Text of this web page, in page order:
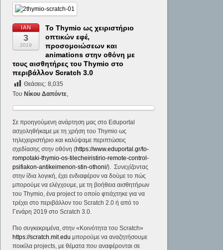
ΙΑΝ
3
2019
To Thymio ως χειριστήριο
οπτικών εφέ,
προσομοιώσεων και
animations στην οθόνη με
τους αισθητήρες του Thymio στο
περιβάλλον Scratch 3.0
Θεάσεις: 8,035
Του Νίκου Δαπόντε,
Σε προηγούμενη ανάρτηση μας στο Eduportal
ασχοληθήκαμε με τη χρήση του Thymio ως
τηλεχειριστήριο και καλύψαμε περιπτώσεις
σχεδίασης στην οθόνη (https://www.eduportal.gr/to-
rompotaki-thymio-os-tilecheiristirio-remote-control-
psifiakon-antikeimenon-stin-othoni/). Συνεχίζοντας
στην ίδια λογική, έχει ενδιαφέρον να δούμε το πώς
μπορούμε να ελέγχουμε, με τη βοήθεια αισθητήρων
του Thymio, ένα project το οποίο φτιάχτηκε για να
τρέχει στο περιβάλλον του Scratch 2.0 ή από το
Γενάρη 2019 στο Scratch 3.0.
Πιο συγκεκριμένα, στην «Κοινότητα του Scratch»
https://scratch.mit.edu μπορούμε να αναζητήσουμε
ποικίλα projects, με θέματα που αναφέρονται σε